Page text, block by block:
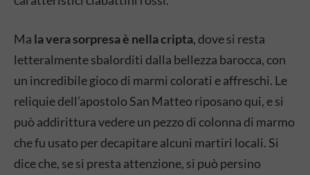
Ma la vera sorpresa è nella cripta, dove si resta
letteralmente sbalorditi dalla bellezza barocca, con
un incredibile gioco di marmi colorati e affreschi. Le
reliquie dell’apostolo San Matteo riposano qui, e si
può addirittura vedere un pezzo di colonna di marmo
che fu usato per decapitare alcuni martiri locali. Si
dice che, se si presta attenzione, si può persino